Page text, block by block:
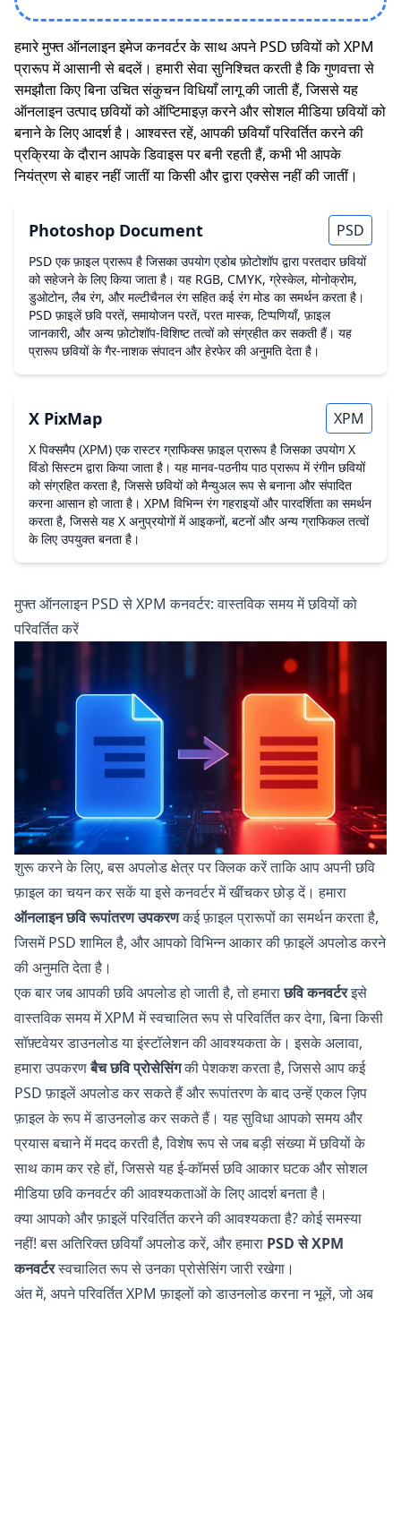
हमारे मुफ्त ऑनलाइन इमेज कनवर्टर के साथ अपने PSD छवियों को XPM
प्रारूप में आसानी से बदलें। हमारी सेवा सुनिश्चित करती है कि गुणवत्ता से
समझौता किए बिना उचित संकुचन विधियाँ लागू की जाती हैं, जिससे यह
ऑनलाइन उत्पाद छवियों को ऑप्टिमाइज़ करने और सोशल मीडिया छवियों को
बनाने के लिए आदर्श है। आश्वस्त रहें, आपकी छवियाँ परिवर्तित करने की
प्रक्रिया के दौरान आपके डिवाइस पर बनी रहती हैं, कभी भी आपके
नियंत्रण से बाहर नहीं जातीं या किसी और द्वारा एक्सेस नहीं की जातीं।
Photoshop Document PSD
PSD एक फ़ाइल प्रारूप है जिसका उपयोग एडोब फ़ोटोशॉप द्वारा परतदार छवियों
को सहेजने के लिए किया जाता है। यह RGB, CMYK, ग्रेस्केल, मोनोक्रोम,
डुओटोन, लैब रंग, और मल्टीचैनल रंग सहित कई रंग मोड का समर्थन करता है।
PSD फ़ाइलें छवि परतें, समायोजन परतें, परत मास्क, टिप्पणियाँ, फ़ाइल
जानकारी, और अन्य फ़ोटोशॉप-विशिष्ट तत्वों को संग्रहीत कर सकती हैं। यह
प्रारूप छवियों के गैर-नाशक संपादन और हेरफेर की अनुमति देता है।
X PixMap XPM
X पिक्समैप (XPM) एक रास्टर ग्राफिक्स फ़ाइल प्रारूप है जिसका उपयोग X
विंडो सिस्टम द्वारा किया जाता है। यह मानव-पठनीय पाठ प्रारूप में रंगीन छवियों
को संग्रहित करता है, जिससे छवियों को मैन्युअल रूप से बनाना और संपादित
करना आसान हो जाता है। XPM विभिन्न रंग गहराइयों और पारदर्शिता का समर्थन
करता है, जिससे यह X अनुप्रयोगों में आइकनों, बटनों और अन्य ग्राफिकल तत्वों
के लिए उपयुक्त बनता है।
मुफ्त ऑनलाइन PSD से XPM कनवर्टर: वास्तविक समय में छवियों को
परिवर्तित करें
शुरू करने के लिए, बस अपलोड क्षेत्र पर क्लिक करें ताकि आप अपनी छवि
फ़ाइल का चयन कर सकें या इसे कनवर्टर में खींचकर छोड़ दें। हमारा
ऑनलाइन छवि रूपांतरण उपकरणकई फ़ाइल प्रारूपों का समर्थन करता है,
जिसमें PSD शामिल है, और आपको विभिन्न आकार की फ़ाइलें अपलोड करने
की अनुमति देता है।
एक बार जब आपकी छवि अपलोड हो जाती है, तो हमाराछवि कनवर्टरइसे
वास्तविक समय में XPM में स्वचालित रूप से परिवर्तित कर देगा, बिना किसी
सॉफ़्टवेयर डाउनलोड या इंस्टॉलेशन की आवश्यकता के। इसके अलावा,
हमारा उपकरणबैच छवि प्रोसेसिंगकी पेशकश करता है, जिससे आप कई
PSD फ़ाइलें अपलोड कर सकते हैं और रूपांतरण के बाद उन्हें एकल ज़िप
फ़ाइल के रूप में डाउनलोड कर सकते हैं। यह सुविधा आपको समय और
प्रयास बचाने में मदद करती है, विशेष रूप से जब बड़ी संख्या में छवियों के
साथ काम कर रहे हों, जिससे यह ई-कॉमर्स छवि आकार घटक और सोशल
मीडिया छवि कनवर्टर की आवश्यकताओं के लिए आदर्श बनता है।
क्या आपको और फ़ाइलें परिवर्तित करने की आवश्यकता है? कोई समस्या
नहीं! बस अतिरिक्त छवियाँ अपलोड करें, और हमारा PSD से XPM
कनवर्टरस्वचालित रूप से उनका प्रोसेसिंग जारी रखेगा।
अंत में, अपने परिवर्तित XPM फ़ाइलों को डाउनलोड करना न भूलें, जो अब